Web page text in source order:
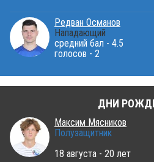
Редван Османов
Нападающий
средний бал - 4.5
голосов - 2
ДНИ
Максим Мясников
Полузащитник
18 августа - 20 лет